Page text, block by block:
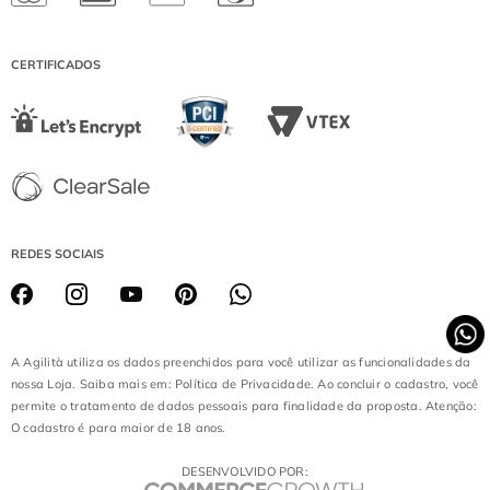
LOJA BATEL
(EXCETO DOMINGOS E FERIADOS)
CERTIFICADOS
REDES SOCIAIS
A Agilità utiliza os dados preenchidos para você utilizar as funcionalidades da
nossa Loja. Saiba mais em: Política de Privacidade. Ao concluir o cadastro, você
permite o tratamento de dados pessoais para finalidade da proposta. Atenção:
O cadastro é para maior de 18 anos.
DESENVOLVIDO POR: